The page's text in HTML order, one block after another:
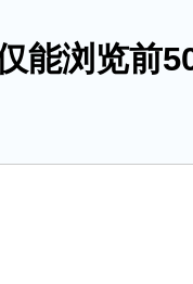
能浏览前